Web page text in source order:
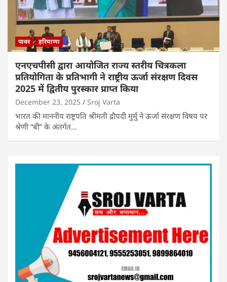
पावर हरियाणा
एनएचपीसी द्वारा आयोजित राज्य स्तरीय चित्रकला
प्रतियोगिता के प्रतिभागी ने राष्ट्रीय ऊर्जा संरक्षण दिवस
2025 में द्वितीय पुरस्कार प्राप्त किया
December 23, 2025 Sroj Varta
भारत की माननीय राष्ट्रपति श्रीमती द्रौपदी मुर्मु ने ऊर्जा संरक्षण विषय पर
श्रेणी “बी” के अंतर्गत…